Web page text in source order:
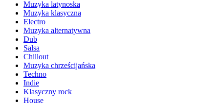
Muzyka latynoska
Muzyka klasyczna
Electro
Muzyka alternatywna
Dub
Salsa
Chillout
Muzyka chrześcijańska
Techno
Indie
Klasyczny rock
House